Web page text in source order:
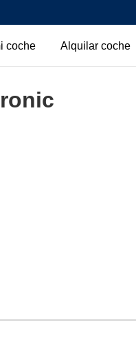
coche Alquilar coche